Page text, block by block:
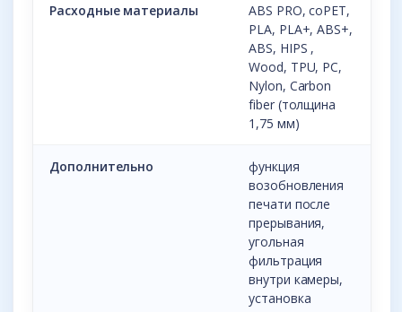
Расходные материалы
ABS PRO, coPET,
PLA, PLA+, ABS+,
ABS, HIPS ,
Wood, TPU, PC,
Nylon, Carbon
fiber (толщина
1,75 мм)
Дополнительно
функция
возобновления
печати после
прерывания,
угольная
фильтрация
внутри камеры,
установка